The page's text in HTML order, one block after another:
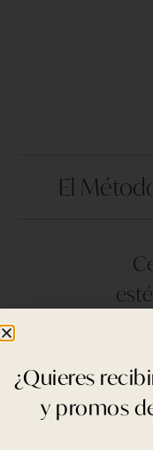
El
¿Quieres
y promos